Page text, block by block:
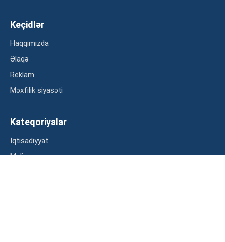
Keçidlər
Haqqımızda
Əlaqə
Reklam
Məxfilik siyasəti
Kateqoriyalar
İqtisadiyyat
Maliyyə